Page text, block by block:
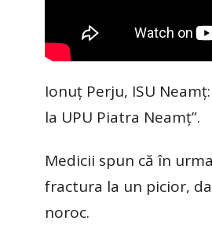
Ionuţ Perju, ISU
la UPU Piatra Neamţ”.
Medicii spun că în
fractura la un picior,
noroc.